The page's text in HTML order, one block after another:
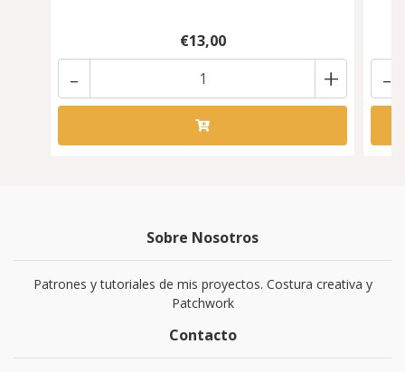
€13,00
+
- -
Sobre Nosotros
Patrones y tutoriales de mis proyectos. Costura creativa y
Patchwork
Contacto